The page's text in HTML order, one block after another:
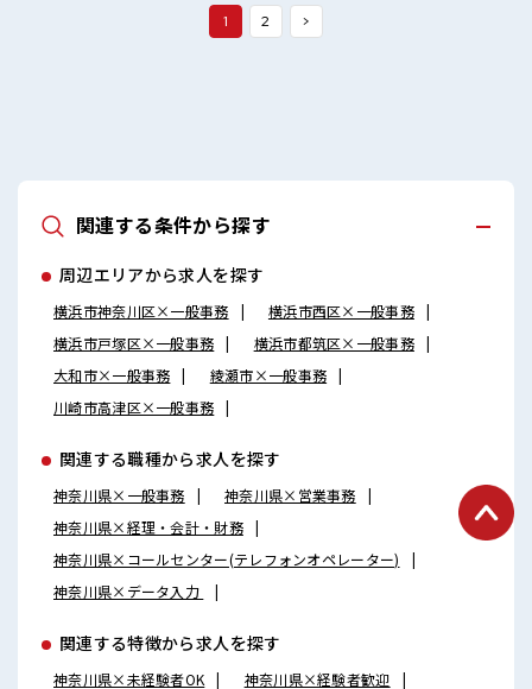
す！ 派手すぎなければ多少のヘアカラーもOKなのはウレシイ
Point☆ ≪20代の方が多数活躍中の職場≫
1 2 >
関連する条件から探す
周辺エリアから求人を探す
横浜市神奈川区×一般事務
横浜市西区×一般事務
横浜市戸塚区×一般事務
横浜市都筑区×一般事務
大和市×一般事務
綾瀬市×一般事務
川崎市高津区×一般事務
関連する職種から求人を探す
神奈川県×一般事務
神奈川県×営業事務
神奈川県×経理・会計・財務
神奈川県×コールセンター(テレフォンオペレーター)
神奈川県×データ入力
関連する特徴から求人を探す
神奈川県×未経験者OK 神奈川県×経験者歓迎